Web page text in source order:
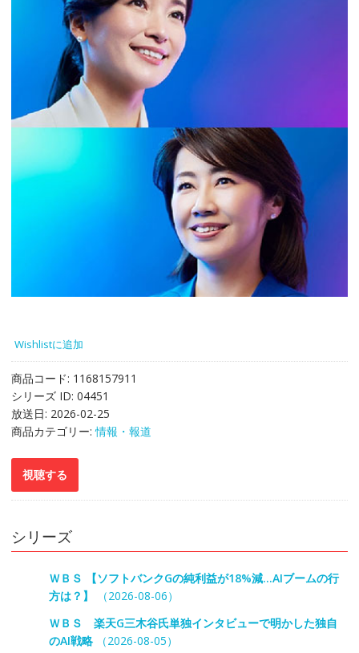
Wishlistに追加
商品コード: 1168157911
シリーズ ID: 04451
放送日: 2026-02-25
商品カテゴリー:情報・報道
シリーズ
ＷＢＳ 【ソフトバンクGの純利益が18%減…AIブームの行
方は？】
（2026-08-06）
ＷＢＳ 楽天G三木谷氏単独インタビューで明かした独自
のAI戦略（2026-08-05）